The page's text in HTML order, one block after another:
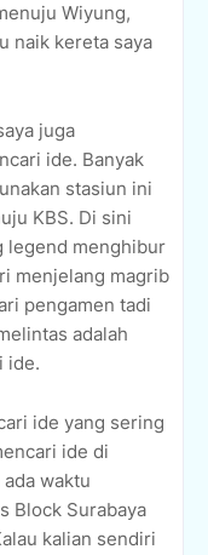
Wiyung,
naik kereta saya
juga
ide. Banyak
stasiun ini
KBS. Di sini
legend menghibur
menjelang magrib
pengamen tadi
adalah
ide.
ide yang sering
ide di
waktu
Block Surabaya
kalian sendiri